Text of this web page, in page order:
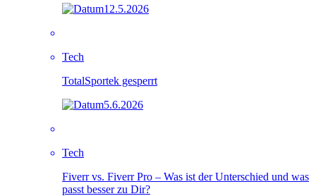
12.5.2026
Tech
TotalSportek gesperrt
5.6.2026
Tech
Fiverr vs. Fiverr Pro – Was ist der Unterschied und was
passt besser zu Dir?